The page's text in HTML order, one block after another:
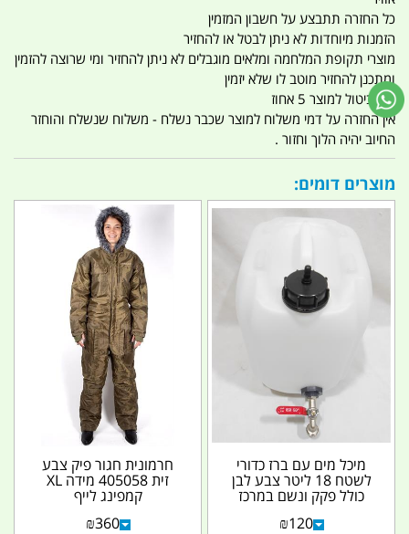
כל החזרה תתבצע על חשבון המזמין
הזמנות מיוחדות לא ניתן לבטל או להחזיר
מוצרי תקופת המלחמה ומלאים מוגבלים לא ניתן להחזיר ומי שרוצה להזמין
ומתכנן להחזיר מוטב לו שלא יזמין
דמי ביטול למוצר 5 אחוז
אין החזרה על דמי משלוח למוצר שכבר נשלח - משלוח שנשלח והוחזר
החיוב יהיה הלוך וחזור .
מוצרים דומים:
מיכל מים עם ברז כדורי
לשטח 18 ליטר צבע לבן
כולל פקק ונשם במרכז
קמפינג לייף
₪120
חרמונית חגור פיק צבע
זית 405058 מידה XL
קמפינג לייף
₪360